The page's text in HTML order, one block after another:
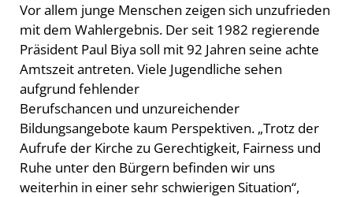
Vor allem junge Menschen zeigen sich unzufrieden
mit dem Wahlergebnis. Der seit 1982 regierende
Präsident Paul Biya soll mit 92 Jahren seine achte
Amtszeit antreten. Viele Jugendliche sehen
aufgrund fehlender
Berufschancen und unzureichender
Bildungsangebote kaum Perspektiven. „Trotz der
Aufrufe der Kirche zu Gerechtigkeit, Fairness und
Ruhe unter den Bürgern befinden wir uns
weiterhin in einer sehr schwierigen Situation“,